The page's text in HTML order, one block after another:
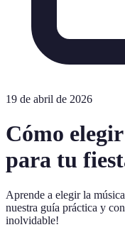
19 de abril de 2026
Cómo
para tu
Aprende a elegir la
nuestra guía práctica y
inolvidable!